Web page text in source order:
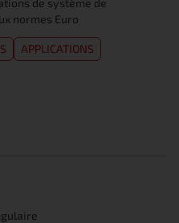
de système de
normes Euro
APPLICATIONS